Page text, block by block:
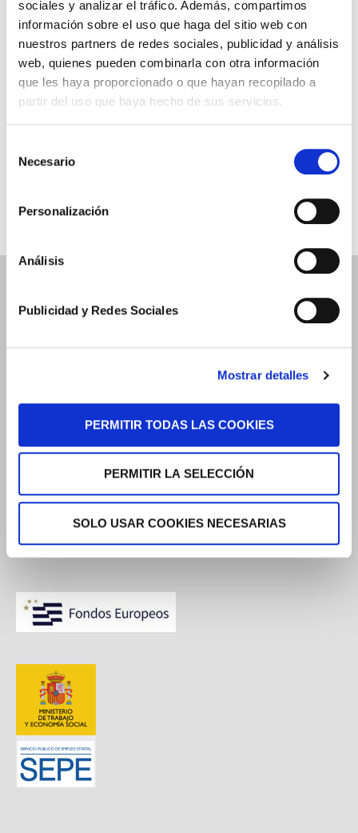
sociales y analizar el tráfico. Además, compartimos
información sobre el uso que haga del sitio web con
nuestros partners de redes sociales, publicidad y análisis
web, quienes pueden combinarla con otra información
que les haya proporcionado o que hayan recopilado a
partir del uso que haya hecho de sus servicios.
Necesario
Personalización
Análisis
Publicidad y Redes Sociales
Mostrar detalles
PERMITIR TODAS LAS COOKIES
PERMITIR LA SELECCIÓN
SOLO USAR COOKIES NECESARIAS
Especial Funcionarios de Prisiones
Descargas
Nuestras Sentencias
Gabinete Jurídico
Áreas de Práctica
Trabaja con nosotros